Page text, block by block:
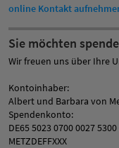
online Kontakt
Sie möchten
Wir freuen uns über Ihre
Kontoinhaber:
Albert und Barbara von
Spendenkonto:
DE65 5023 0700 0027
METZDEFFXXX